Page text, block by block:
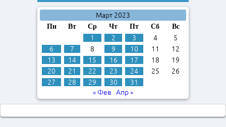
Март 2023
Пн Вт Ср Чт Пт Сб Вс
1 2 3 4
5
6
7 8 9 10 11
12
13
14 15 16 17 18
19
20
21 22 23 24 25
26
27
28 29 30
31
« Фев
Апр »